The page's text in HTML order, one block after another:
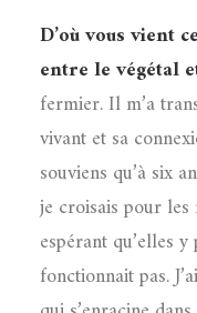
D’où vous vient
entre le végétal
fermier. Il m’a
vivant et sa
souviens qu’à six
je croisais pour
espérant qu’elles
fonctionnait pas.